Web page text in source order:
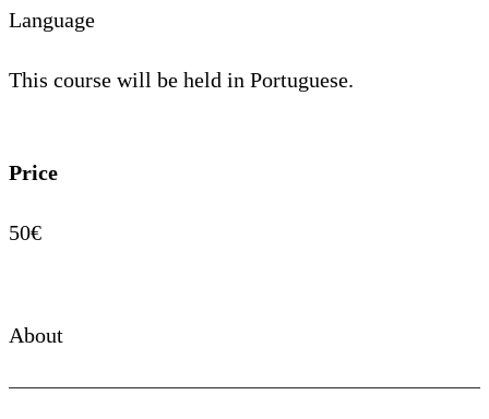
Language
This course will be held in Portuguese.
Price
50€
About